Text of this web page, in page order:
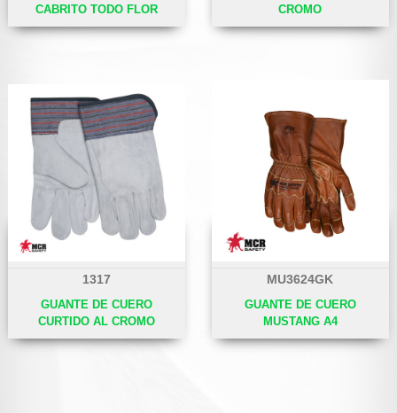
CABRITO TODO FLOR
CROMO
1317
GUANTE DE CUERO
CURTIDO AL CROMO
MU3624GK
GUANTE DE CUERO
MUSTANG A4